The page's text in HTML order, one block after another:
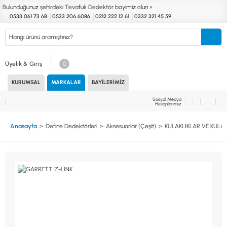
Define
Dedektörleri
Endüstri
Güvenlik
Altın Eleme
Kitleri
XP
MINELAB
NUGGET DEDEKTÖRLERİ
Bulunduğunuz şehirdeki Tevafuk Dedektör bayimiz olun »
0533 061 73 68 0533 206 6086 0212 222 12 61 0332 321 45 59
Üyelik & Giriş 0
KURUMSAL MARKALAR BAYILERIMIZ
Sosyal Medya
Hesaplarımız
Anasayfa Define Dedektörleri Aksesuarlar (Çeşit) KULAKLIKLAR VE